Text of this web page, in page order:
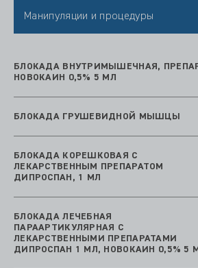
Манипуляции и процедуры
БЛОКАДА ВНУТРИМЫШЕЧНАЯ,
НОВОКАИН 0,5% 5 МЛ
БЛОКАДА ГРУШЕВИДНОЙ МЫШЦЫ
БЛОКАДА КОРЕШКОВАЯ С
ЛЕКАРСТВЕННЫМ ПРЕПАРАТОМ
ДИПРОСПАН, 1 МЛ
БЛОКАДА ЛЕЧЕБНАЯ
ПАРААРТИКУЛЯРНАЯ С
ЛЕКАРСТВЕННЫМИ ПРЕПАРАТАМИ
ДИПРОСПАН 1 МЛ, НОВОКАИН 0,5% 5